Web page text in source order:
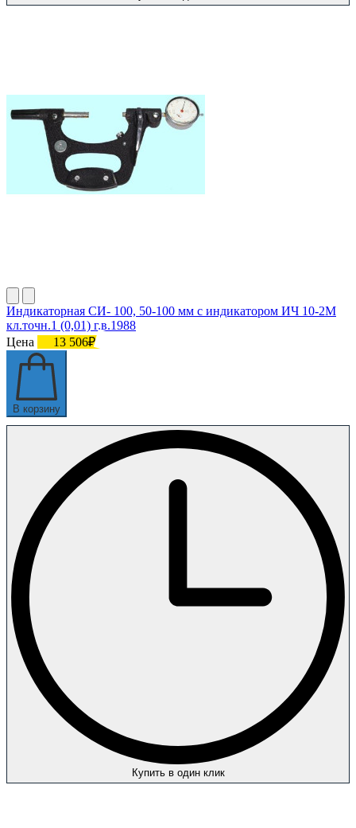
Индикаторная СИ- 100, 50-100 мм с индикатором ИЧ 10-2М
кл.точн.1 (0,01) г.в.1988
Цена
13 506₽
В корзину
Купить в один клик